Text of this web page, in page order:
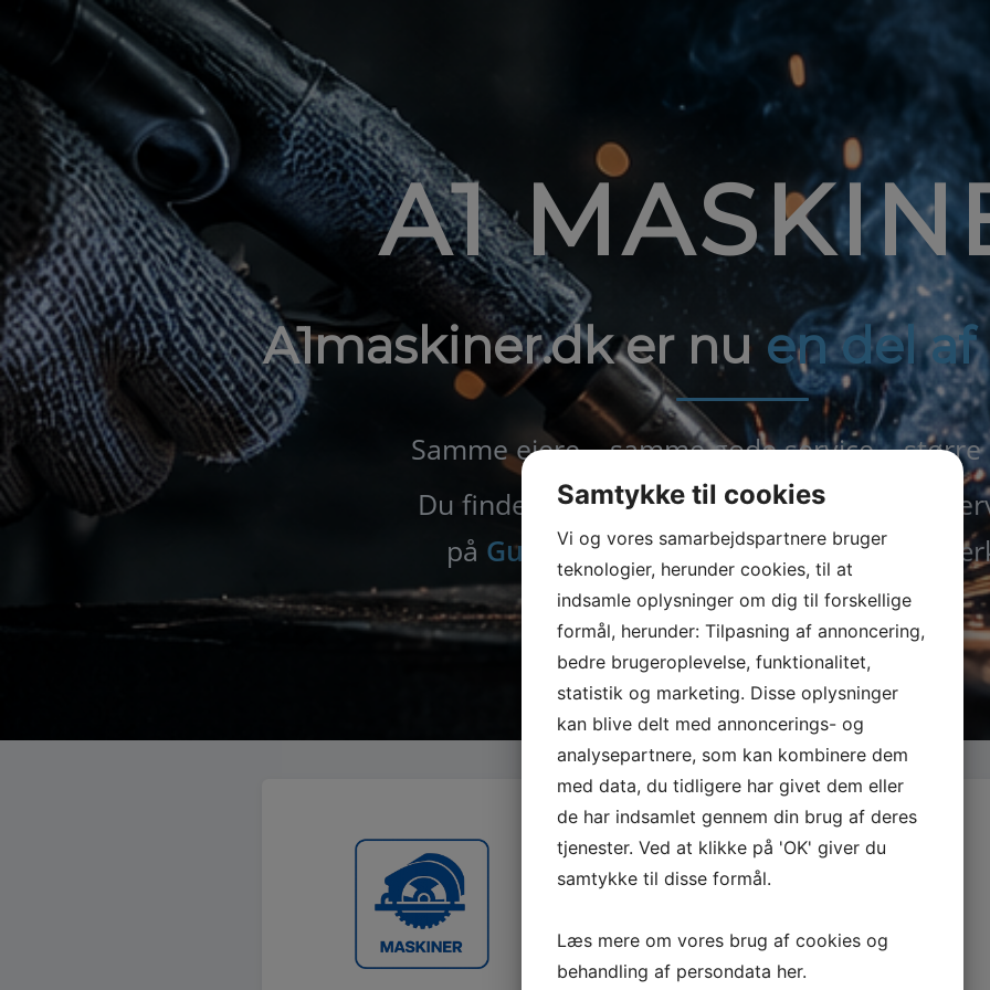
A1
A1maskiner.dk er nuen del
Samme ejere – samme gode service – større
Du finder nu alle maskiner, tilbehør og
på Guede.dk– din specialist i
Samtykke til cookies
Vi og vores samarbejdspartnere bruger
teknologier, herunder cookies, til at
indsamle oplysninger om dig til forskellige
formål, herunder: Tilpasning af annoncering,
bedre brugeroplevelse, funktionalitet,
statistik og marketing. Disse oplysninger
kan blive delt med annoncerings- og
analysepartnere, som kan kombinere dem
med data, du tidligere har givet dem eller
de har indsamlet gennem din brug af deres
tjenester. Ved at klikke på 'OK' giver du
samtykke til disse formål.
Læs mere om vores brug af cookies og
behandling af persondata her.